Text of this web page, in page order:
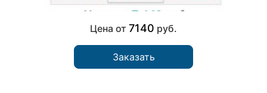
Цена от 7140 руб.
Заказать